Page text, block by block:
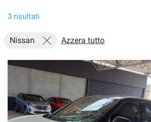
3 risultati
Nissan Azzera tutto